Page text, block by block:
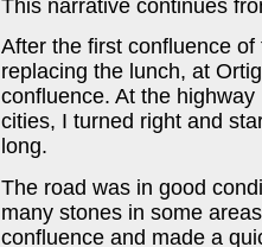
This narrative continues
After the first confluence
replacing the lunch, at
confluence. At the
cities, I turned right and
long.
The road was in good
many stones in some
confluence and made a